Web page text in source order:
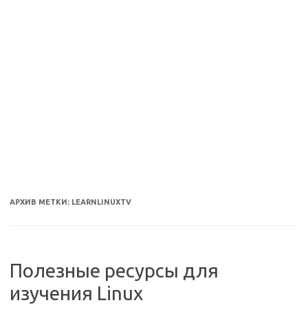
АРХИВ МЕТКИ: LEARNLINUXTV
Полезные ресурсы для
изучения Linux